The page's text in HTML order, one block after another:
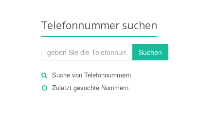
Telefonnummer suchen
Suchen
Suche von Telefonnummern
Zuletzt gesuchte Nummern